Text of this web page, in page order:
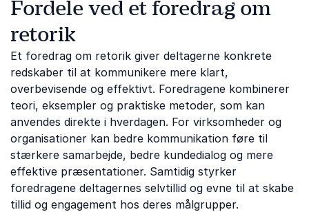
Fordele ved et foredrag om
retorik
Et foredrag om retorik giver deltagerne konkrete
redskaber til at kommunikere mere klart,
overbevisende og effektivt. Foredragene kombinerer
teori, eksempler og praktiske metoder, som kan
anvendes direkte i hverdagen. For virksomheder og
organisationer kan bedre kommunikation føre til
stærkere samarbejde, bedre kundedialog og mere
effektive præsentationer. Samtidig styrker
foredragene deltagernes selvtillid og evne til at skabe
tillid og engagement hos deres målgrupper.